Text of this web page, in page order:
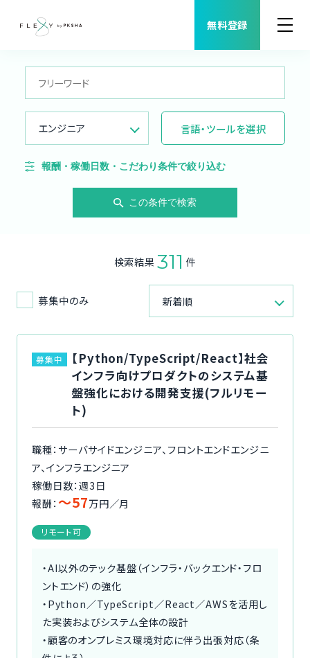
無料登録
案件検索
職種から案件を探す
FLEXYについて
コーディネーター紹介
イベント/マガジン
法人の方
エンジニア 言語・ツールを選択
報酬・稼働日数・こだわり条件で絞り込む
この条件で検索
検索結果 311 件
募集中のみ 新着順
募集中
【Python/TypeScript/React】社会
インフラ向けプロダクトのシステム基
盤強化における開発支援(フルリモー
ト)
職種：サーバサイドエンジニア、フロントエンドエンジニ
ア、インフラエンジニア
稼働日数：週3日
報酬： 〜57万円／月
リモート可
・AI以外のテック基盤（インフラ・バックエンド・フロ
ントエンド）の強化
・Python／TypeScript／React／AWSを活用し
た実装およびシステム全体の設計
・顧客のオンプレミス環境対応に伴う出張対応（条